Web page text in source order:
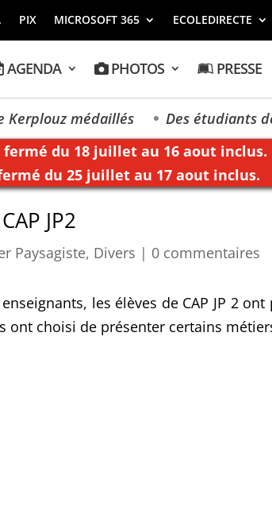
PIX MICROSOFT 365 ECOLEDIRECTE
AGENDA PHOTOS PRESSE
médaillés
Des étudiants de
fermé du 18 juillet au 16 aout inclus.
du 25 juillet au 17 aout inclus.
JP2
Paysagiste, Divers | 0 commentaires
les élèves de CAP JP 2
ont choisi de présenter certains